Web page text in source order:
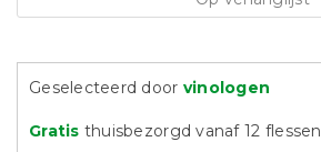
Geselecteerd door vinologen
Gratis thuisbezorgd vanaf 12